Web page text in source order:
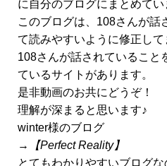
に自分のブログにまとめてい
このブログは、108さんが話
て読みやすいように修正して
108さんが話されていること
ているサイトがあります。
是非動画のお共にどうぞ！
理解が深まると思います♪
winter様のブログ
→
【Perfect Reality】
とてもわかりやすいブログ